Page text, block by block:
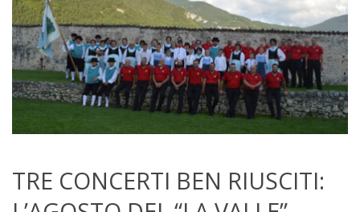
TRE CONCERTI BEN RIUSCITI: